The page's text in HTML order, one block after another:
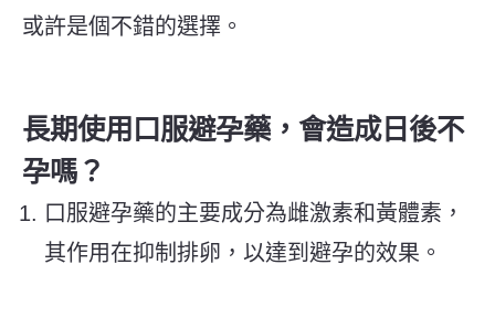
或許是個不錯的選擇。
長期使用口服避孕藥，會造成日後不
孕嗎？
口服避孕藥的主要成分為雌激素和黃體素，
其作用在抑制排卵，以達到避孕的效果。